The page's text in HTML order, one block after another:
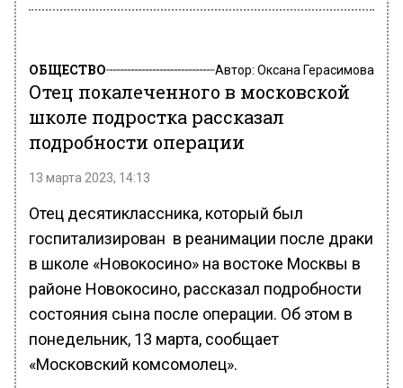
ОБЩЕСТВО Автор: Оксана Герасимова
Отец покалеченного в московской
школе подростка рассказал
подробности операции
13 марта 2023, 14:13
Отец десятиклассника, который был
госпитализирован в реанимации после драки
в школе «Новокосино» на востоке Москвы в
районе Новокосино, рассказал подробности
состояния сына после операции. Об этом в
понедельник, 13 марта, сообщает
«Московский комсомолец».